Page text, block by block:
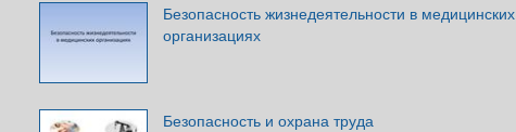
Безопасность жизнедеятельности в медицинских
организациях
Безопасность и охрана труда